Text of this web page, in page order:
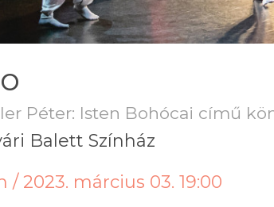
Péter: Isten Bohócai című
Balett Színház
/ 2023. március 03. 19:00